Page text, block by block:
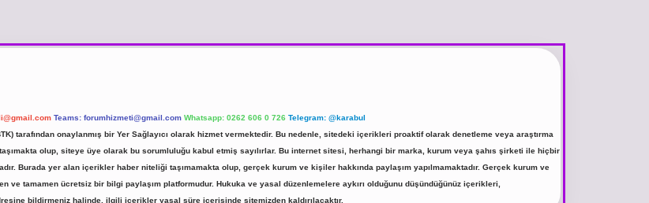
Teams: forumhizmeti@gmail.com Whatsapp: 0262 606 0 726 Telegram: @karabul
tarafından onaylanmış bir Yer Sağlayıcı olarak hizmet vermektedir. Bu nedenle, sitedeki içerikleri proaktif olarak denetleme veya araştırma
olup, siteye üye olarak bu sorumluluğu kabul etmiş sayılırlar. Bu internet sitesi, herhangi bir marka, kurum veya şahıs şirketi ile hiçbir
Burada yer alan içerikler haber niteliği taşımamakta olup, gerçek kurum ve kişiler hakkında paylaşım yapılmamaktadır. Gerçek kurum ve
tamamen ücretsiz bir bilgi paylaşım platformudur. Hukuka ve yasal düzenlemelere aykırı olduğunu düşündüğünüz içerikleri,
bildirmeniz halinde, ilgili içerikler yasal süre içerisinde sitemizden kaldırılacaktır.